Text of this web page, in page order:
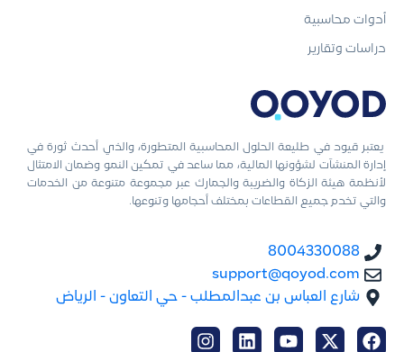
يعتبر قيود في طليعة الحلول المحاسبية المتطورة، والذي أحدث ثورة في
إدارة المنشآت لشؤونها المالية، مما ساعد في تمكين النمو وضمان الامتثال
لأنظمة هيئة الزكاة والضريبة والجمارك عبر مجموعة متنوعة من الخدمات
والتي تخدم جميع القطاعات بمختلف أحجامها وتنوعها.
8004330088
support@qoyod.com
شارع العباس بن عبدالمطلب - حي التعاون - الرياض
أدوات محاسبية
دراسات وتقارير